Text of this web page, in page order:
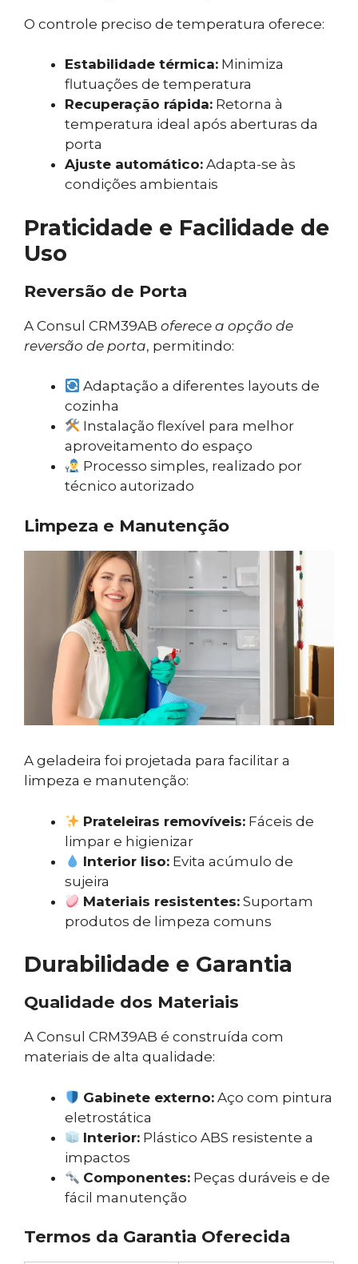
O controle preciso de temperatura oferece:
Estabilidade térmica: Minimiza
flutuações de temperatura
Recuperação rápida: Retorna à
temperatura ideal após aberturas da
porta
Ajuste automático: Adapta-se às
condições ambientais
Praticidade e Facilidade de
Uso
Reversão de Porta
A Consul CRM39AB oferece a opção de
reversão de porta, permitindo:
Adaptação a diferentes layouts de
cozinha
Instalação flexível para melhor
aproveitamento do espaço
Processo simples, realizado por
técnico autorizado
Limpeza e Manutenção
A geladeira foi projetada para facilitar a
limpeza e manutenção:
Prateleiras removíveis: Fáceis de
limpar e higienizar
Interior liso: Evita acúmulo de
sujeira
Materiais resistentes: Suportam
produtos de limpeza comuns
Durabilidade e Garantia
Qualidade dos Materiais
A Consul CRM39AB é construída com
materiais de alta qualidade:
Gabinete externo: Aço com pintura
eletrostática
Interior: Plástico ABS resistente a
impactos
Componentes: Peças duráveis e de
fácil manutenção
Termos da Garantia Oferecida